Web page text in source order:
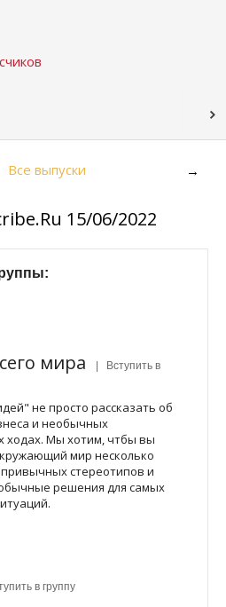
Все выпуски →
15/06/2022
мира
| Вступить в
не просто рассказать об
и необычных
ходах. Мы хотим, чтбы вы
мир несколько
стереотипов и
решения для самых
в группу